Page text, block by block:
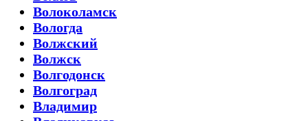
Волоколамск
Вологда
Волжский
Волжск
Волгодонск
Волгоград
Владимир